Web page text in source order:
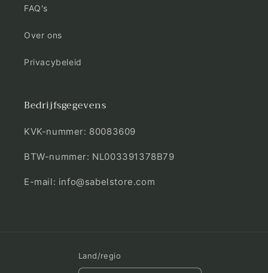
FAQ's
Over ons
Privacybeleid
Bedrijfsgegevens
KVK-nummer: 80083609
BTW-nummer: NL003391378B79
E-mail: info@sabelstore.com
Land/regio